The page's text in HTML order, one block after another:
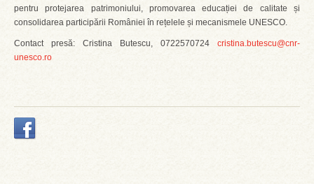
pentru protejarea patrimoniului, promovarea educației de calitate și
consolidarea participării României în rețelele și mecanismele UNESCO.
Contact presă: Cristina Butescu, 0722570724 cristina.butescu@cnr-
unesco.ro